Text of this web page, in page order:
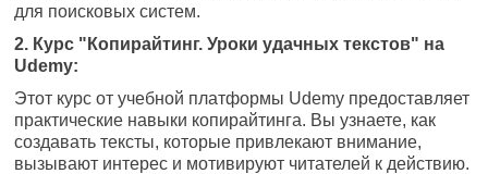
для поисковых систем.
2. Курс "Копирайтинг. Уроки удачных текстов" на
Udemy:
Этот курс от учебной платформы Udemy предоставляет
практические навыки копирайтинга. Вы узнаете, как
создавать тексты, которые привлекают внимание,
вызывают интерес и мотивируют читателей к действию.